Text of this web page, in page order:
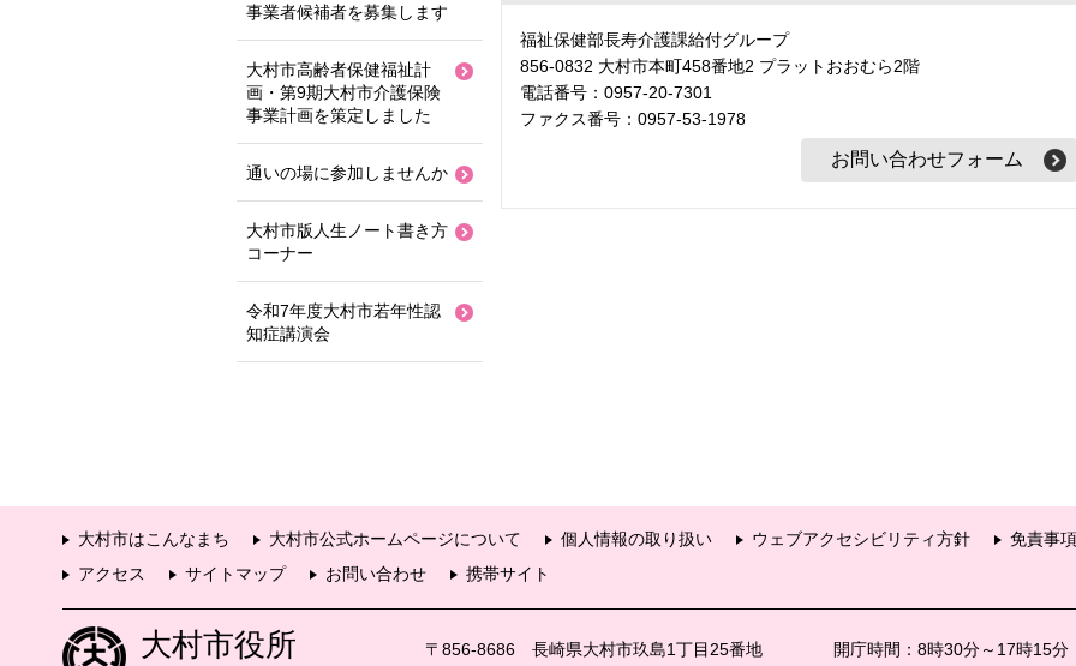
福祉保健部長寿介護課給付グループ
856-0832 大村市本町458番地2 プラットおおむら2階
電話番号：0957-20-7301
ファクス番号：0957-53-1978
事業者候補者を募集します
大村市高齢者保健福祉計
画・第9期大村市介護保険
事業計画を策定しました
通いの場に参加しませんか
大村市版人生ノート書き方
コーナー
令和7年度大村市若年性認
知症講演会
大村市はこんなまち 大村市公式ホームページについて 個人情報の取り扱い ウェブアクセシビリティ方針 免責事項
アクセス
サイトマップ お問い合わせ 携帯サイト
大村市役所 〒856-8686 長崎県大村市玖島1丁目25番地 開庁時間：8時30分～17時15分